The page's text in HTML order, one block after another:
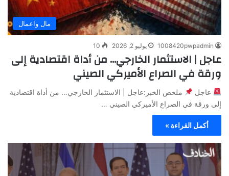
مال واعمال
1008420pwpadmin يوليو 2, 2026 10
عاجل | الاستثمار الخارجي… من أداة اقتصادية إلى
ورقة في الصراع الأميركي الصيني
عاجل
ملخص الخبر:عاجل | الاستثمار الخارجي… من أداة اقتصادية
إلى ورقة في الصراع الأميركي الصيني …
أكمل القراءة »